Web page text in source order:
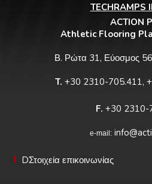
TECHRAMPS
ACTION
Athletic Flooring
Β. Ρώτα 31, Εύοσμος
T. +30 2310-705.411,
F. +30 2310-
e-mail:
DΣτοιχεία επικοινωνίας